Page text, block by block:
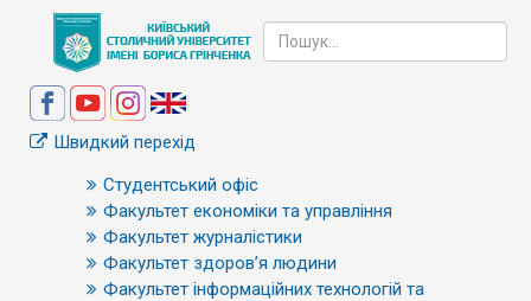
Швидкий перехід
Студентський офіс
Факультет економіки та управління
Факультет журналістики
Факультет здоров’я людини
Факультет інформаційних технологій та